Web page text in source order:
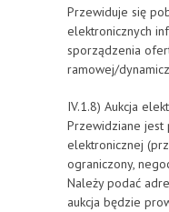
Przewiduje się
elektronicznych
sporządzenia
ramowej/
IV.1.8) Aukcja
Przewidziane jest
elektronicznej
ograniczony,
Należy podać
aukcja będzie